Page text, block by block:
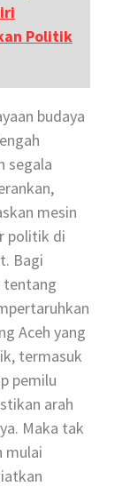
Politik
budaya
segala
mesin
politik di
Bagi
tentang
Aceh yang
termasuk
pemilu
arah
Maka tak
mulai